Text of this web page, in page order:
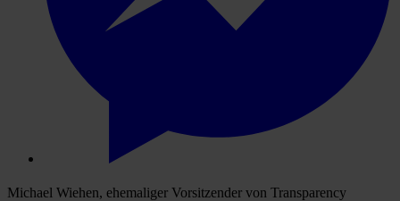
Michael Wiehen, ehemaliger Vorsitzender von Transparency